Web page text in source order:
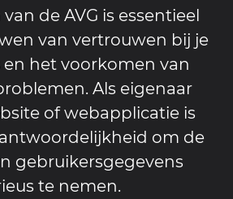
de AVG is essentieel
van vertrouwen bij je
het voorkomen van
Als eigenaar
of webapplicatie is
om de
gebruikersgegevens
te nemen.